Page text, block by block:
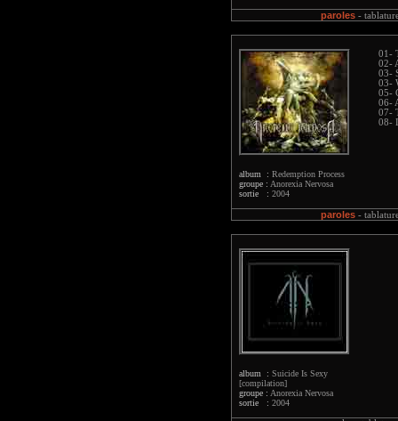
paroles-
album : Redemption Process
groupe : Anorexia Nervosa
sortie : 2004
01-
02-
03-
03-
05-
06-
07-
08-
paroles-
album : Suicide Is Sexy
[compilation]
groupe : Anorexia Nervosa
sortie : 2004